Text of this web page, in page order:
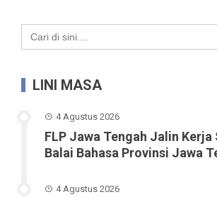
Search
for:
LINI MASA
4 Agustus 2026
FLP Jawa Tengah Jalin Kerja
Balai Bahasa Provinsi Jawa
4 Agustus 2026